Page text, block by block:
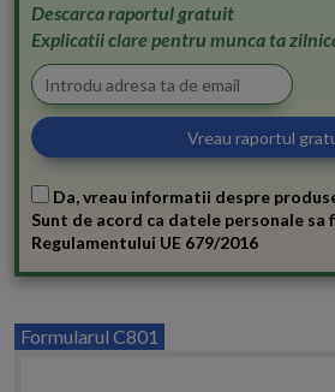
Descarca raportul gratuit
Explicatii clare pentru munca ta
Da, vreau informatii despre
Sunt de acord ca datele personale
Regulamentului UE 679/2016
Formularul C801